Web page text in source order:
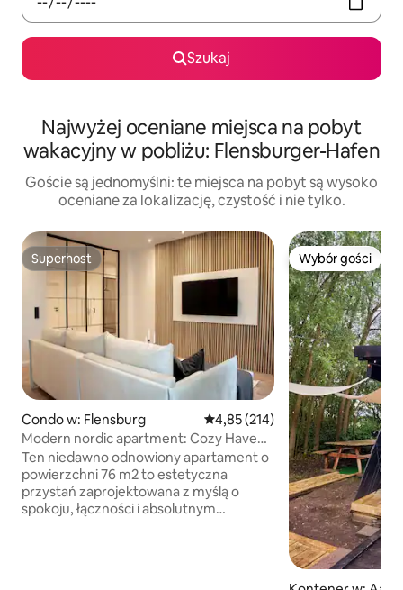
Szukaj
Najwyżej oceniane miejsca na pobyt
wakacyjny w pobliżu: Flensburger-Hafen
Goście są jednomyślni: te miejsca na pobyt są wysoko
oceniane za lokalizację, czystość i nie tylko.
Superhost
Superhost
Condo w: Flensburg Średnia ocena: 4,85 na 5, liczba
4,85 (214)
Modern nordic apartment: Cozy Haven
in Flensburg
Ten niedawno odnowiony apartament o
powierzchni 76 m2 to estetyczna
przystań zaprojektowana z myślą o
spokoju, łączności i absolutnym
Wybór gości
Wybór gości